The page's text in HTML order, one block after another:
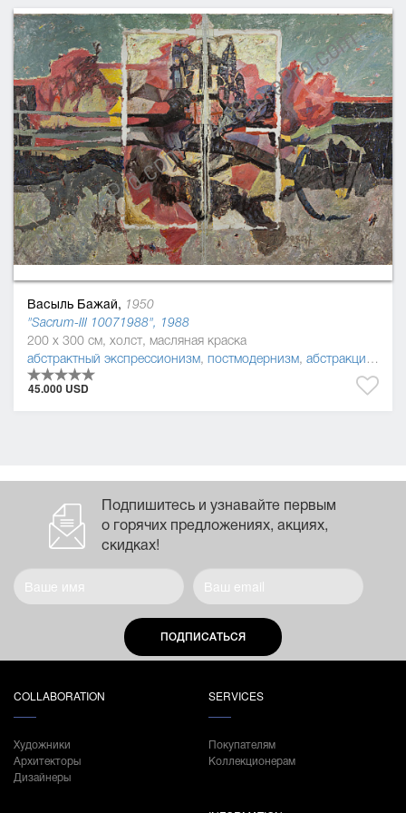
Васыль Бажай, 1950
"Sacrum-ІІІ 10071988", 1988
200 x 300 см, холст, масляная краска
абстрактный экспрессионизм, постмодернизм, абстракционизм
45.000 USD
Подпишитесь и узнавайте первым
о горячих предложениях, акциях,
скидках!
ПОДПИСАТЬСЯ
COLLABORATION
Художники
Архитекторы
Дизайнеры
SERVICES
Покупателям
Коллекционерам